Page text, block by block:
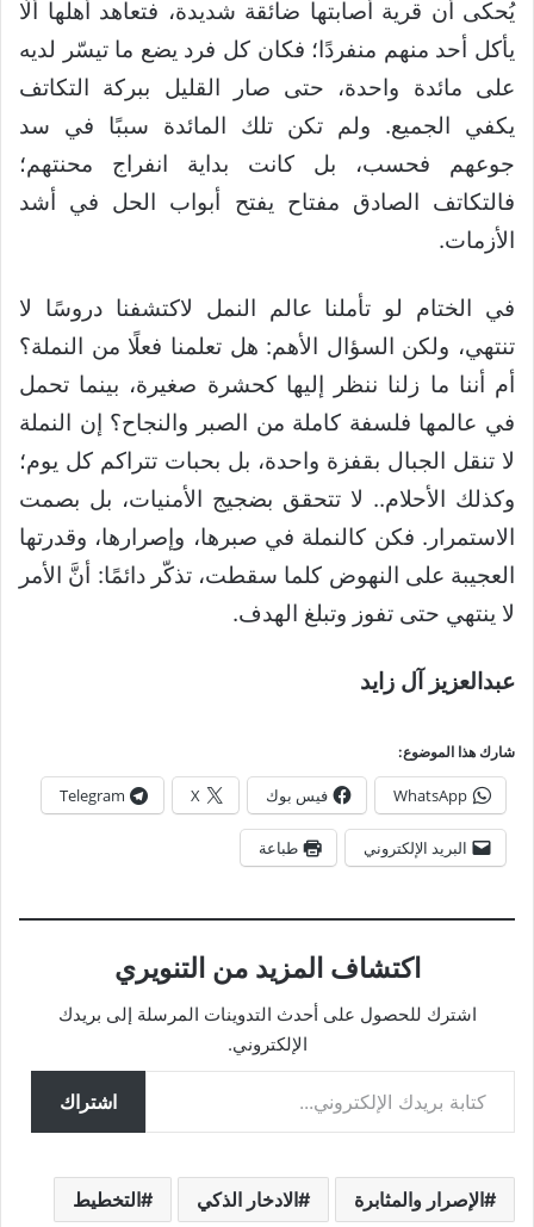
يُحكى أن قرية أصابتها ضائقة شديدة، فتعاهد أهلها ألّا
يأكل أحد منهم منفردًا؛ فكان كل فرد يضع ما تيسّر لديه
على مائدة واحدة، حتى صار القليل ببركة التكاتف
يكفي الجميع. ولم تكن تلك المائدة سببًا في سد
جوعهم فحسب، بل كانت بداية انفراج محنتهم؛
فالتكاتف الصادق مفتاح يفتح أبواب الحل في أشد
الأزمات.
في الختام لو تأملنا عالم النمل لاكتشفنا دروسًا لا
تنتهي، ولكن السؤال الأهم: هل تعلمنا فعلًا من النملة؟
أم أننا ما زلنا ننظر إليها كحشرة صغيرة، بينما تحمل
في عالمها فلسفة كاملة من الصبر والنجاح؟ إن النملة
لا تنقل الجبال بقفزة واحدة، بل بحبات تتراكم كل يوم؛
وكذلك الأحلام.. لا تتحقق بضجيج الأمنيات، بل بصمت
الاستمرار. فكن كالنملة في صبرها، وإصرارها، وقدرتها
العجيبة على النهوض كلما سقطت، تذكّر دائمًا: أنَّ الأمر
لا ينتهي حتى تفوز وتبلغ الهدف.
عبدالعزيز آل زايد
شارك هذا الموضوع:
WhatsApp فيس بوك X
Telegram
البريد الإلكتروني طباعة
اكتشاف المزيد من التنويري
اشترك للحصول على أحدث التدوينات المرسلة إلى بريدك
الإلكتروني.
كتابة بريدك الإلكتروني...
اشتراك
الإصرار والمثابرة الادخار الذكي التخطيط